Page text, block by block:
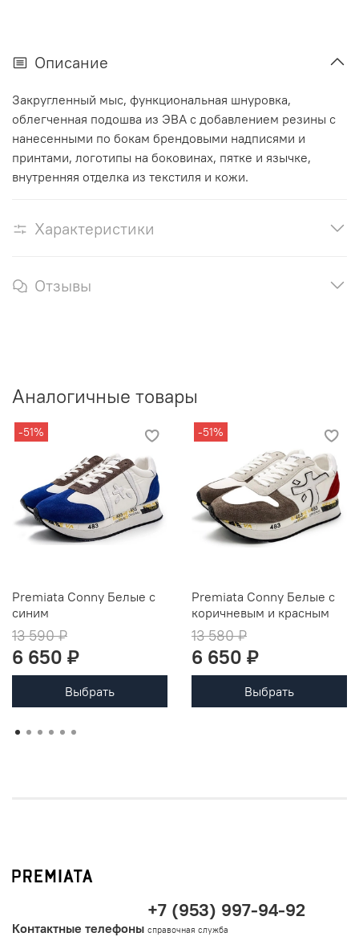
Описание
Закругленный мыс, функциональная шнуровка,
облегченная подошва из ЭВА с добавлением резины с
нанесенными по бокам брендовыми надписями и
принтами, логотипы на боковинах, пятке и язычке,
внутренняя отделка из текстиля и кожи.
Характеристики
Отзывы
Аналогичные товары
-51%
Premiata Conny Белые с
синим
13 590 ₽
6 650 ₽
Выбрать
-51%
Premiata Conny Белые с
коричневым и красным
13 580 ₽
6 650 ₽
Выбрать
Контактные телефоны
+7 (953) 997-94-92
справочная служба